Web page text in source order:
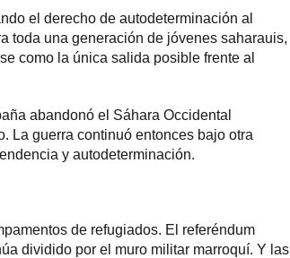
el derecho de autodeterminación al
toda una generación de jóvenes saharauis,
como la única salida posible frente al
abandonó el Sáhara Occidental
La guerra continuó entonces bajo otra
y autodeterminación.
de refugiados. El referéndum
dividido por el muro militar marroquí. Y las